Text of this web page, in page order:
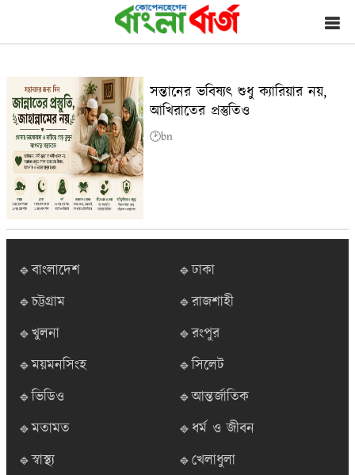
সন্তানের ভবিষ্যৎ শুধু ক্যারিয়ার নয়,
আখিরাতের প্রস্তুতিও
🕑bn
🔹বাংলাদেশ
🔹ঢাকা
🔹চট্টগ্রাম
🔹রাজশাহী
🔹খুলনা
🔹রংপুর
🔹ময়মনসিংহ
🔹সিলেট
🔹ভিডিও
🔹আন্তর্জাতিক
🔹মতামত
🔹ধর্ম ও জীবন
🔹স্বাস্থ্য
🔹খেলাধুলা